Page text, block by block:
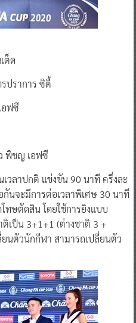
ต็ด
ปราการ ซิตี้
อฟซี
พิชญ เอฟซี
วลาปกติ แข่งขัน 90 นาที ครึ่งละ
นจะมีการต่อเวลาพิเศษ 30 นาที
ทษตัดสิน โดยใช้การยิงแบบ
เป็น 3+1+1 (ต่างชาติ 3 +
ยนตัวนักกีฬา สามารถเปลี่ยนตัว